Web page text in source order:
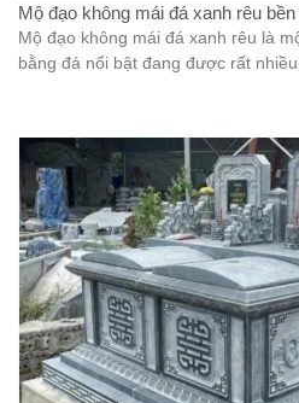
Mộ đạo không mái đá xanh rêu
Mộ đạo không mái đá xanh rêu là
bằng đá nổi bật đang được rất